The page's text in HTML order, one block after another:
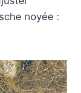
noyée :